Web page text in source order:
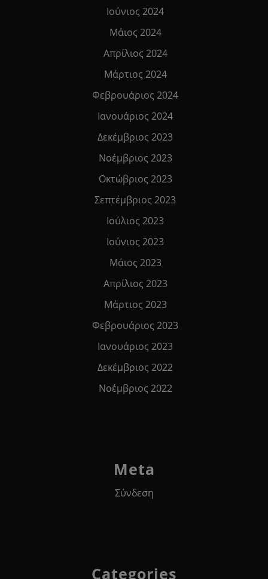
Ιούνιος 2024
Μάιος 2024
Απρίλιος 2024
Μάρτιος 2024
Φεβρουάριος 2024
Ιανουάριος 2024
Δεκέμβριος 2023
Νοέμβριος 2023
Οκτώβριος 2023
Σεπτέμβριος 2023
Ιούλιος 2023
Ιούνιος 2023
Μάιος 2023
Απρίλιος 2023
Μάρτιος 2023
Φεβρουάριος 2023
Ιανουάριος 2023
Δεκέμβριος 2022
Νοέμβριος 2022
Meta
Σύνδεση
Categories